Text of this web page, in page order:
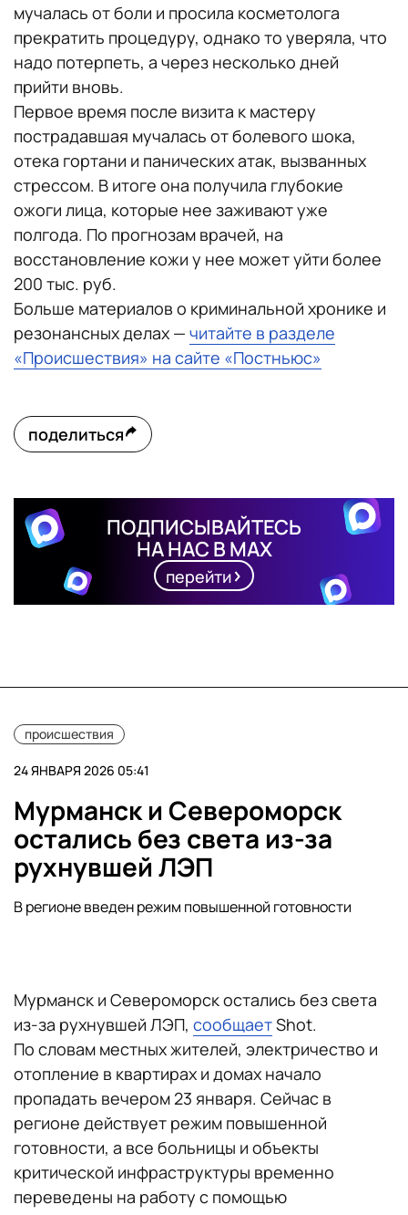
мучалась от боли и просила косметолога
прекратить процедуру, однако то уверяла, что
надо потерпеть, а через несколько дней
прийти вновь.
Первое время после визита к мастеру
пострадавшая мучалась от болевого шока,
отека гортани и панических атак, вызванных
стрессом. В итоге она получила глубокие
ожоги лица, которые нее заживают уже
полгода. По прогнозам врачей, на
восстановление кожи у нее может уйти более
200 тыс. руб.
Больше материалов о криминальной хронике и
резонансных делах — читайте в разделе
«Происшествия» на сайте «Постньюс»
поделиться
ПОДПИСЫВАЙТЕСЬ
НА НАС В MAX
перейти
происшествия
24 ЯНВАРЯ 2026 05:41
Мурманск и Североморск
остались без света из-за
рухнувшей ЛЭП
В регионе введен режим повышенной готовности
Мурманск и Североморск остались без света
из-за рухнувшей ЛЭП, сообщаетShot.
По словам местных жителей, электричество и
отопление в квартирах и домах начало
пропадать вечером 23 января. Сейчас в
регионе действует режим повышенной
готовности, а все больницы и объекты
критической инфраструктуры временно
переведены на работу с помощью